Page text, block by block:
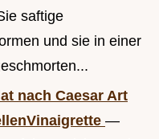
saftige
und sie in einer
nach Caesar Art
—